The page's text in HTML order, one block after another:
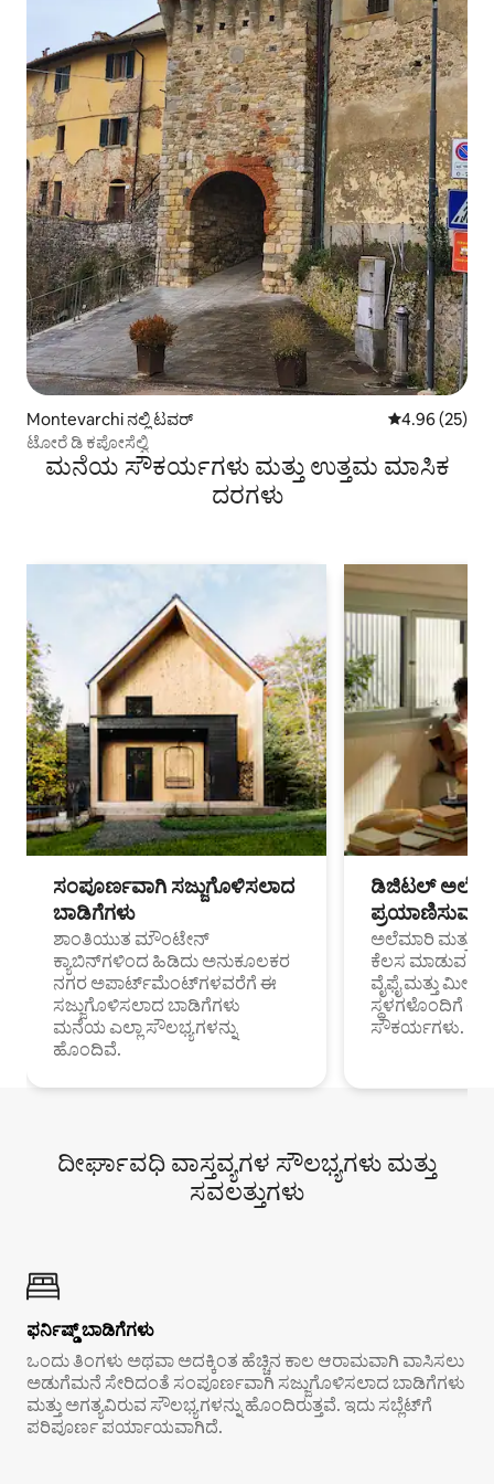
Montevarchi ನಲ್ಲಿ ಟವರ್ 5 ರಲ್ಲಿ 4.96
4.96 (25)
ಟೋರೆ ಡಿ ಕಪೋಸೆಲ್ವಿ
ಮನೆಯ ಸೌಕರ್ಯಗಳು ಮತ್ತು ಉತ್ತಮ ಮಾಸಿಕ
ದರಗಳು
ಸಂಪೂರ್ಣವಾಗಿ ಸಜ್ಜುಗೊಳಿಸಲಾದ
ಬಾಡಿಗೆಗಳು
ಶಾಂತಿಯುತ ಮೌಂಟೇನ್
ಕ್ಯಾಬಿನ್‌ಗಳಿಂದ ಹಿಡಿದು ಅನುಕೂಲಕರ
ನಗರ ಅಪಾರ್ಟ್‌ಮೆಂಟ್‌ಗಳವರೆಗೆ ಈ
ಸಜ್ಜುಗೊಳಿಸಲಾದ ಬಾಡಿಗೆಗಳು
ಮನೆಯ ಎಲ್ಲಾ ಸೌಲಭ್ಯಗಳನ್ನು
ಹೊಂದಿವೆ.
ಡಿಜಿಟಲ್
ಪ್ರಯಾಣಿಸುವ
ಅಲೆಮಾರಿ ಮತ್ತು
ಕೆಲಸ ಮಾಡುವ
ವೈಫೈ ಮತ್ತು
ಸ್ಥಳಗಳೊಂದಿಗೆ
ಸೌಕರ್ಯಗಳು.
ದೀರ್ಘಾವಧಿ ವಾಸ್ತವ್ಯಗಳ ಸೌಲಭ್ಯಗಳು ಮತ್ತು
ಸವಲತ್ತುಗಳು
ಫರ್ನಿಷ್ಡ್ ಬಾಡಿಗೆಗಳು
ಒಂದು ತಿಂಗಳು ಅಥವಾ ಅದಕ್ಕಿಂತ ಹೆಚ್ಚಿನ ಕಾಲ ಆರಾಮವಾಗಿ ವಾಸಿಸಲು
ಅಡುಗೆಮನೆ ಸೇರಿದಂತೆ ಸಂಪೂರ್ಣವಾಗಿ ಸಜ್ಜುಗೊಳಿಸಲಾದ ಬಾಡಿಗೆಗಳು
ಮತ್ತು ಅಗತ್ಯವಿರುವ ಸೌಲಭ್ಯಗಳನ್ನು ಹೊಂದಿರುತ್ತವೆ. ಇದು ಸಬ್ಲೆಟ್‌ಗೆ
ಪರಿಪೂರ್ಣ ಪರ್ಯಾಯವಾಗಿದೆ.